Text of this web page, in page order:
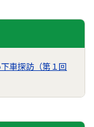
車探訪（第１回